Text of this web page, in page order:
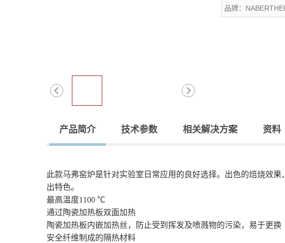
品牌：
产品简介 技术参数 相关解决方案 资料
此款马弗窑炉是针对实验室日常应用的良好选择。出色的焙烧效
出特色。
最高温度1100 ℃
通过陶瓷加热板双面加热
陶瓷加热板内嵌加热丝，防止受到挥发及喷溅物的污染，易于更换
安全纤维制成的隔热材料